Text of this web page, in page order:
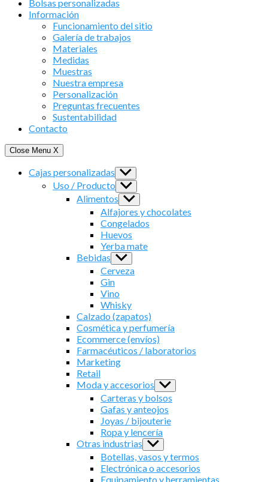
Bolsas personalizadas
Información
Funcionamiento del sitio
Galería de trabajos
Materiales
Medidas
Muestras
Nuestra empresa
Personalización
Preguntas frecuentes
Sustentabilidad
Contacto
Close Menu X
Cajas personalizadas Show
sub
menu
Uso / Producto Show
sub
menu
Alimentos Show
sub
menu
Alfajores y chocolates
Congelados
Huevos
Yerba mate
Bebidas Show
sub
menu
Cerveza
Gin
Vino
Whisky
Calzado (zapatos)
Cosmética y perfumería
Ecommerce (envíos)
Farmacéuticos / laboratorios
Marketing
Retail
Moda y accesorios Show
sub
menu
Carteras y bolsos
Gafas y anteojos
Joyas / bijouterie
Ropa y lencería
Otras industrias Show
sub
menu
Botellas, vasos y termos
Electrónica o accesorios
Equipamiento y herramientas